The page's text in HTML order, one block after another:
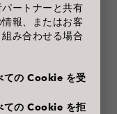
ートナーと共有
報、またはお客
み合わせる場合
ての Cookie を受
ての Cookie を拒